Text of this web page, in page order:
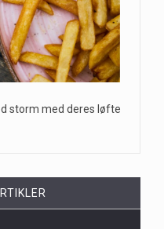
storm med deres løfte